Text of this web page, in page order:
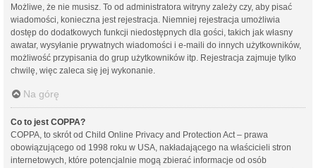
Możliwe, że nie musisz. To od administratora witryny zależy czy, aby pisać
wiadomości, konieczna jest rejestracja. Niemniej rejestracja umożliwia
dostęp do dodatkowych funkcji niedostępnych dla gości, takich jak własny
awatar, wysyłanie prywatnych wiadomości i e-maili do innych użytkowników,
możliwość przypisania do grup użytkowników itp. Rejestracja zajmuje tylko
chwilę, więc zaleca się jej wykonanie.
Na górę
Co to jest COPPA?
COPPA, to skrót od Child Online Privacy and Protection Act – prawa
obowiązującego od 1998 roku w USA, nakładającego na właścicieli stron
internetowych, które potencjalnie mogą zbierać informacje od osób